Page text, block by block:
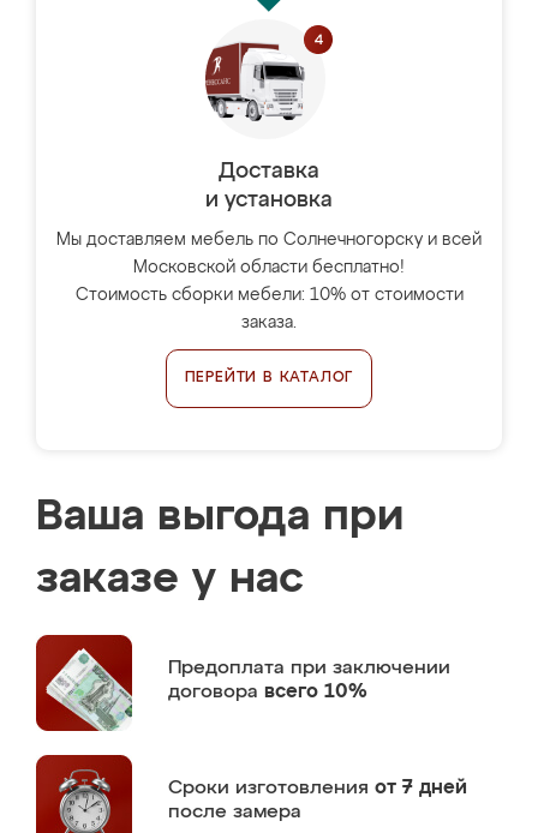
Доставка
и установка
Мы доставляем мебель по Солнечногорску и всей
Московской области бесплатно!
Стоимость сборки мебели: 10% от стоимости
заказа.
ПЕРЕЙТИ В КАТАЛОГ
Ваша выгода при
заказе у нас
Предоплата при заключении
договора всего 10%
Сроки изготовления от 7 дней
после замера